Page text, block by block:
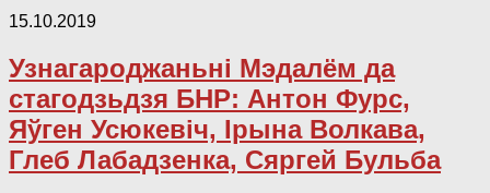
15.10.2019
Узнагароджаньні Мэдалём да
стагодзьдзя БНР: Антон Фурс,
Яўген Усюкевіч, Ірына Волкава,
Глеб Лабадзенка, Сяргей Бульба